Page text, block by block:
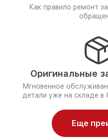
Как правило ремонт
Оригинальные
Мгновенное
детали уже на складе
Еще